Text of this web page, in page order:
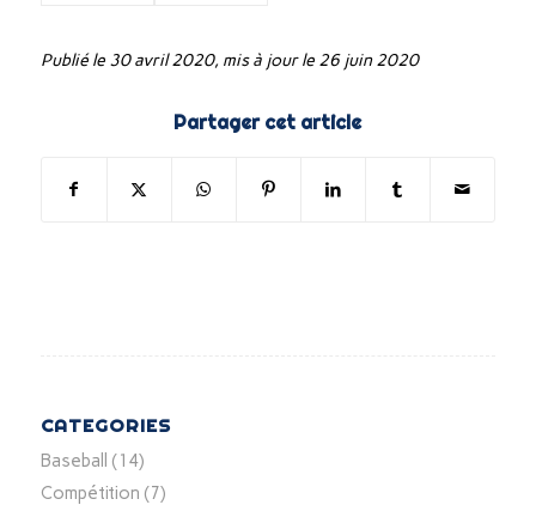
Publié le 30 avril 2020, mis à jour le 26 juin 2020
Partager cet article
CATEGORIES
Baseball
(14)
Compétition (7)